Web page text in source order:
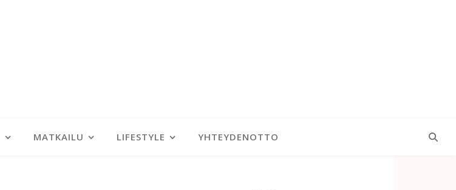
MATKAILU LIFESTYLE YHTEYDENOTTO